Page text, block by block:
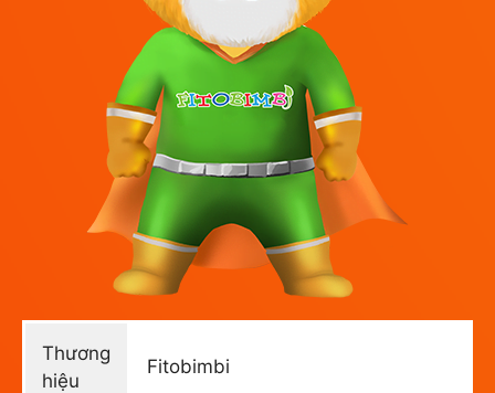
Thương
hiệu
Fitobimbi